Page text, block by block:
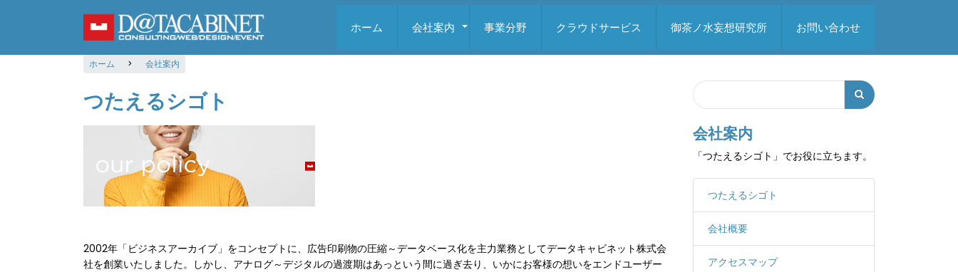
コ
ホーム +
会社案内 事業分野 クラウドサービス 御茶ノ水妄想研究所 お問い合わせ
ホーム 会社案内
つたえるシゴト
2002年「ビジネスアーカイブ」をコンセプトに、広告印刷物の圧縮～データベース化を主力業務としてデータキャビネット株式会
社を創業いたしました。しかし、アナログ～デジタルの過渡期はあっという間に過ぎ去り、いかにお客様の想いをエンドユーザー
検
索
フ
ォ
ー
ム
Search
会社案内
「つたえるシゴト」でお役に立ちます。
つたえるシゴト
会社概要
アクセスマップ